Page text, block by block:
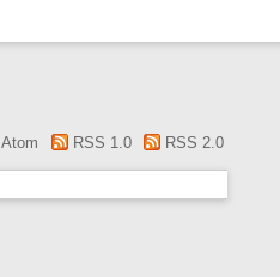
Atom RSS 1.0 RSS 2.0